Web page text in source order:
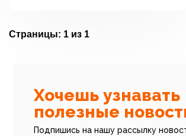
Страницы: 1 из 1
Хочешь узнавать
полезные
Подпишись на нашу рассылку